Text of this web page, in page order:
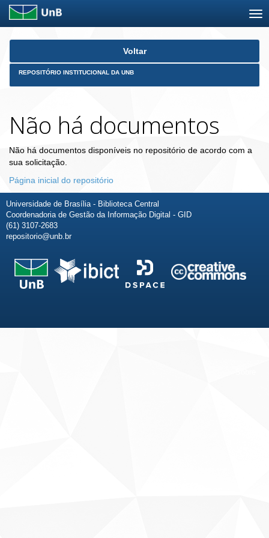
Skip
Voltar
REPOSITÓRIO INSTITUCIONAL DA UNB
Não há documentos
Não há documentos disponíveis no repositório de acordo com a
sua solicitação.
Página inicial do repositório
Universidade de Brasília - Biblioteca Central
Coordenadoria de Gestão da Informação Digital - GID
(61) 3107-2683
repositorio@unb.br